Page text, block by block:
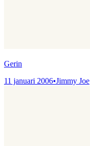
Gerin
11 januari 2006•Jimmy Joe